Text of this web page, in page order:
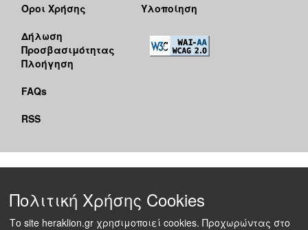
Όροι Χρήσης
Δήλωση
Προσβασιμότητας
Πλοήγηση
FAQs
RSS
Υλοποίηση
Πολιτική Χρήσης Cookies
Το site heraklion.gr χρησιμοποιεί cookies. Προχωρώντας στο